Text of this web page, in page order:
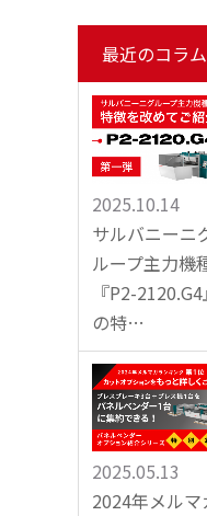
最近のコラ
2025.10.14
サルバニーニ
ループ主力機
『P2-2120.G4
の特…
2025.05.13
2024年メルマ